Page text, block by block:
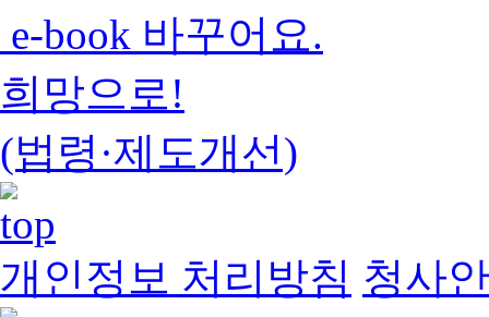
e-book 바꾸어요.
희망으로!
(법령·제도개선)
개인정보 처리방침 청사